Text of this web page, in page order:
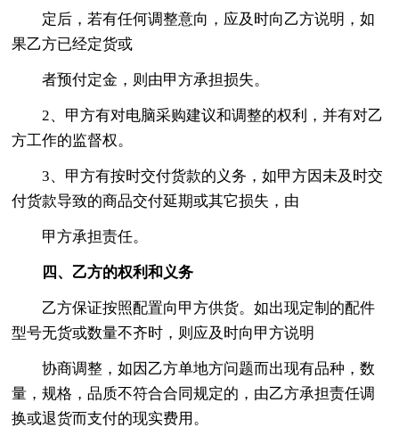
定后，若有任何调整意向，应及时向乙方说明，如
果乙方已经定货或
者预付定金，则由甲方承担损失。
2、甲方有对电脑采购建议和调整的权利，并有对乙
方工作的监督权。
3、甲方有按时交付货款的义务，如甲方因未及时交
付货款导致的商品交付延期或其它损失，由
甲方承担责任。
四、乙方的权利和义务
乙方保证按照配置向甲方供货。如出现定制的配件
型号无货或数量不齐时，则应及时向甲方说明
协商调整，如因乙方单地方问题而出现有品种，数
量，规格，品质不符合合同规定的，由乙方承担责任调
换或退货而支付的现实费用。